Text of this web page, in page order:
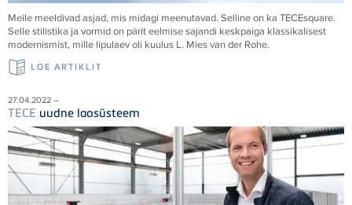
Meile meeldivad asjad, mis midagi meenutavad. Selline on ka TECEsquare.
Selle stilistika ja vormid on pärit eelmise sajandi keskpaiga klassikalisest
modernismist, mille lipulaev oli kuulus L. Mies van der Rohe.
LOE ARTIKLIT
27.04.2022 –
TECE uudne laosüsteem